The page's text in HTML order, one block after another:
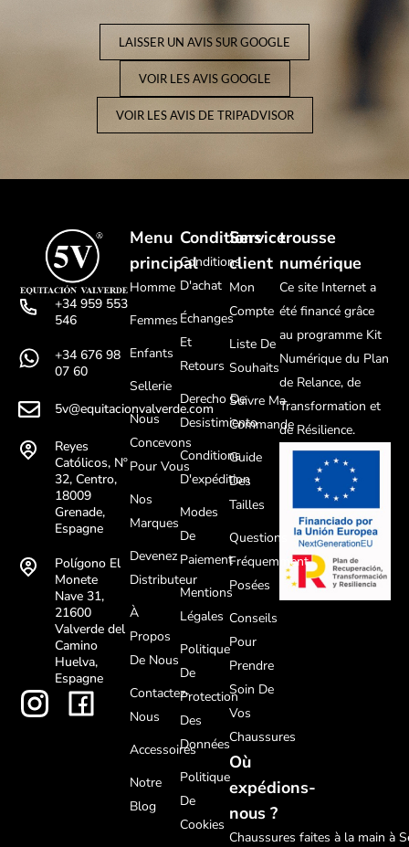
LAISSER UN AVIS SUR GOOGLE
VOIR LES AVIS GOOGLE
VOIR LES AVIS DE TRIPADVISOR
+34 959 553
546
+34 676 98
07 60
5v@equitacionvalverde.com
Reyes
Católicos, Nº
32, Centro,
18009
Grenade,
Espagne
Polígono El
Monete
Nave 31,
21600
Valverde del
Camino
Huelva,
Espagne
Menu
principal
Homme
Femmes
Enfants
Sellerie
Nous
Concevons
Pour Vous
Nos
Marques
Devenez
Distributeur
À
Propos
De Nous
Contactez-
Nous
Accessoires
Notre
Blog
Conditions
Conditions
D'achat
Échanges
Et
Retours
Derecho De
Desistimiento
Conditions
D'expédition
Modes
De
Paiement
Mentions
Légales
Politique
De
Protection
Des
Données
Politique
De
Cookies
Service
client
Mon
Compte
Liste De
Souhaits
Suivre Ma
Commande
Guide
Des
Tailles
Questions
Fréquemment
Posées
Conseils
Pour
Prendre
Soin De
Vos
Chaussures
Où
expédions-
nous ?
Chaussures faites à la main à
trousse
numérique
Ce site Internet a
été financé grâce
au programme Kit
Numérique du Plan
de Relance, de
Transformation et
de Résilience.